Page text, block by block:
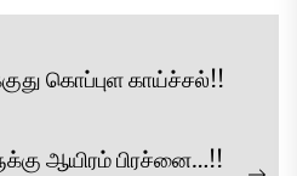
கொப்புள காய்ச்சல்!!
ஆயிரம் பிரச்னை…!!